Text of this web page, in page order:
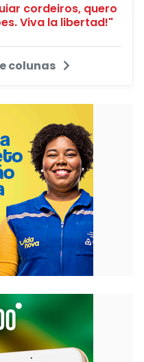
cordeiros, quero
Viva la libertad!"
colunas